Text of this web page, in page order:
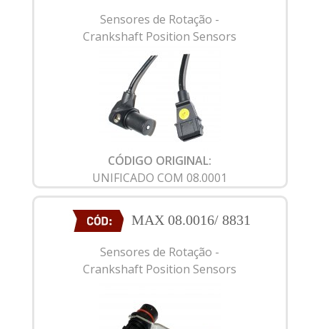
Sensores de Rotação -
Crankshaft Position Sensors
CÓDIGO ORIGINAL:
UNIFICADO COM 08.0001
MAX 08.0016/ 8831
Sensores de Rotação -
Crankshaft Position Sensors